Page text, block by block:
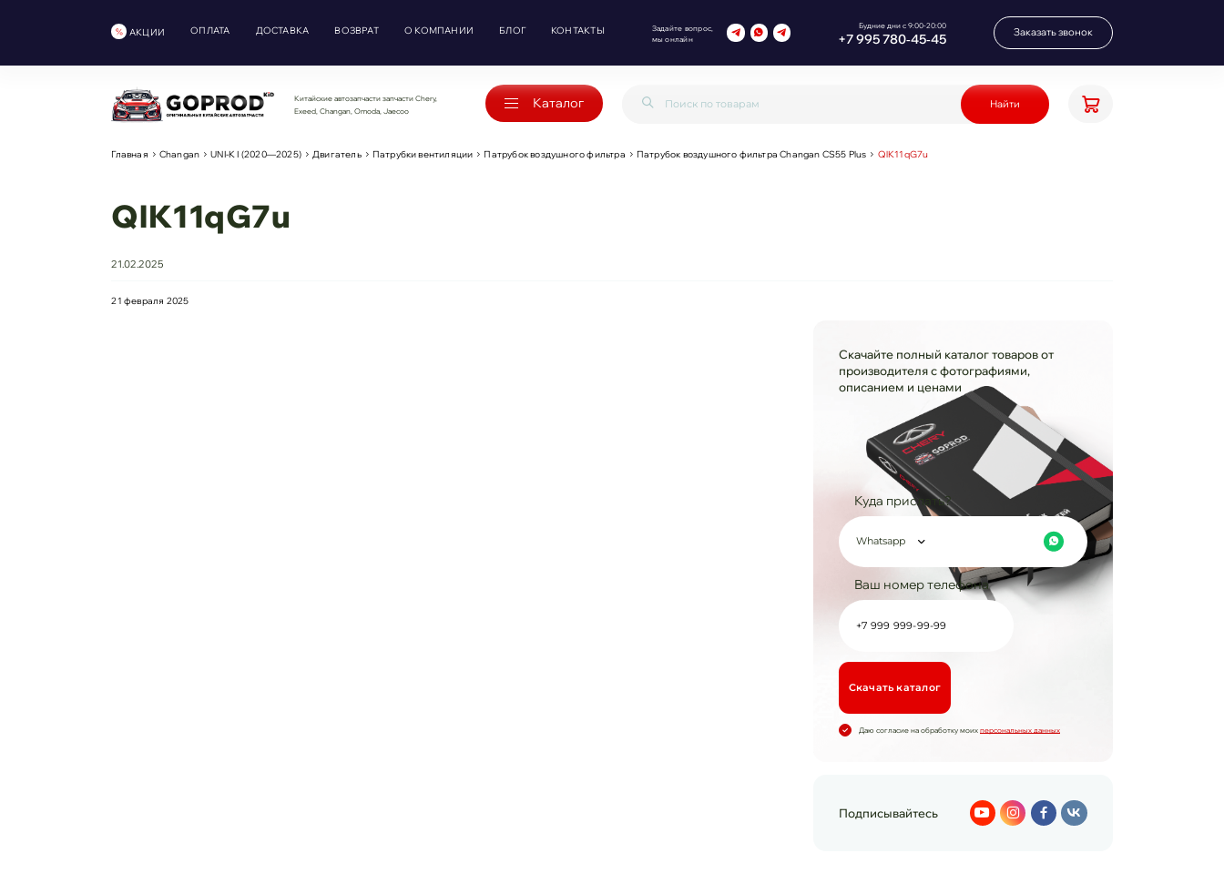
АКЦИИ ОПЛАТА ДОСТАВКА ВОЗВРАТ О КОМПАНИИ БЛОГ КОНТАКТЫ
Задайте вопрос,
мы онлайн
Будние дни с 9:00-20:00
+7 995 780‑45‑45 Заказать звонок
Китайские автозапчасти запчасти Chery,
Exeed, Changan, Omoda, Jaecoo
Каталог Найти
Главная Changan UNI-K I (2020—2025) Двигатель Патрубки вентиляции Патрубок воздушного фильтра Патрубок воздушного фильтра Changan CS55 Plus QlK11qG7u
QlK11qG7u
21.02.2025
21 февраля 2025
Скачайте полный каталог товаров от
производителя с фотографиями,
описанием и ценами
Куда прислать?
Whatsapp
Ваш номер телефона
Cкачать каталог
Даю согласие на обработку моих персональных данных
Подписывайтесь